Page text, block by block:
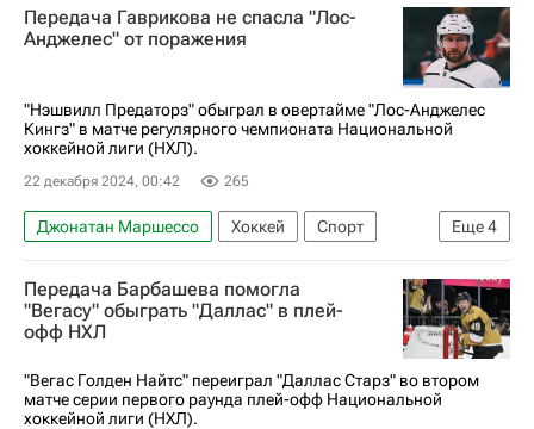
Сан-Хосе Шаркс
Нэшвилл Предаторз
Передача Гаврикова не спасла "Лос-
Анджелес" от поражения
"Нэшвилл Предаторз" обыграл в овертайме "Лос-Анджелес
Кингз" в матче регулярного чемпионата Национальной
хоккейной лиги (НХЛ).
22 декабря 2024, 00:42 265
Еще4
Джонатан Маршессо Хоккей
Спорт
Владислав Гавриков
Нэшвилл Предаторз
Национальная хоккейная лига (НХЛ)
Лос-Анджелес Кингз
Передача Барбашева помогла
"Вегасу" обыграть "Даллас" в плей-
офф НХЛ
"Вегас Голден Найтс" переиграл "Даллас Старз" во втором
матче серии первого раунда плей-офф Национальной
хоккейной лиги (НХЛ).